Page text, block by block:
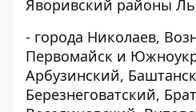
Яворивский районы
- города Николаев,
Первомайск и
Арбузинский,
Березнеговатский,